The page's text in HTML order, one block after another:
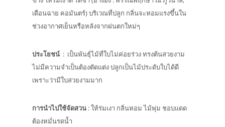
เดือนฉาย คอมันตร์) บริเวณที่ปลูก กลิ่นจะหอมแรงขึ้นใน
ช่วงอากาศเย็นหรือหลังจากฝนตกใหม่ๆ
ประโยชน์ : เป็นพันธุ์ไม้ที่ใบไม่ค่อยร่วง ทรงต้นสวยงาม
ไม่มีความจำเป็นต้องตัดแต่ง ปลูกเป็นไม้ประดับใบได้ดี
เพราะว่ามีใบสวยงามมาก
การนำไปใช้จัดสวน : ให้ร่มเงา กลิ่นหอม ไม้พุ่ม ชอบแดด
ต้องหมั่นรดน้ำ